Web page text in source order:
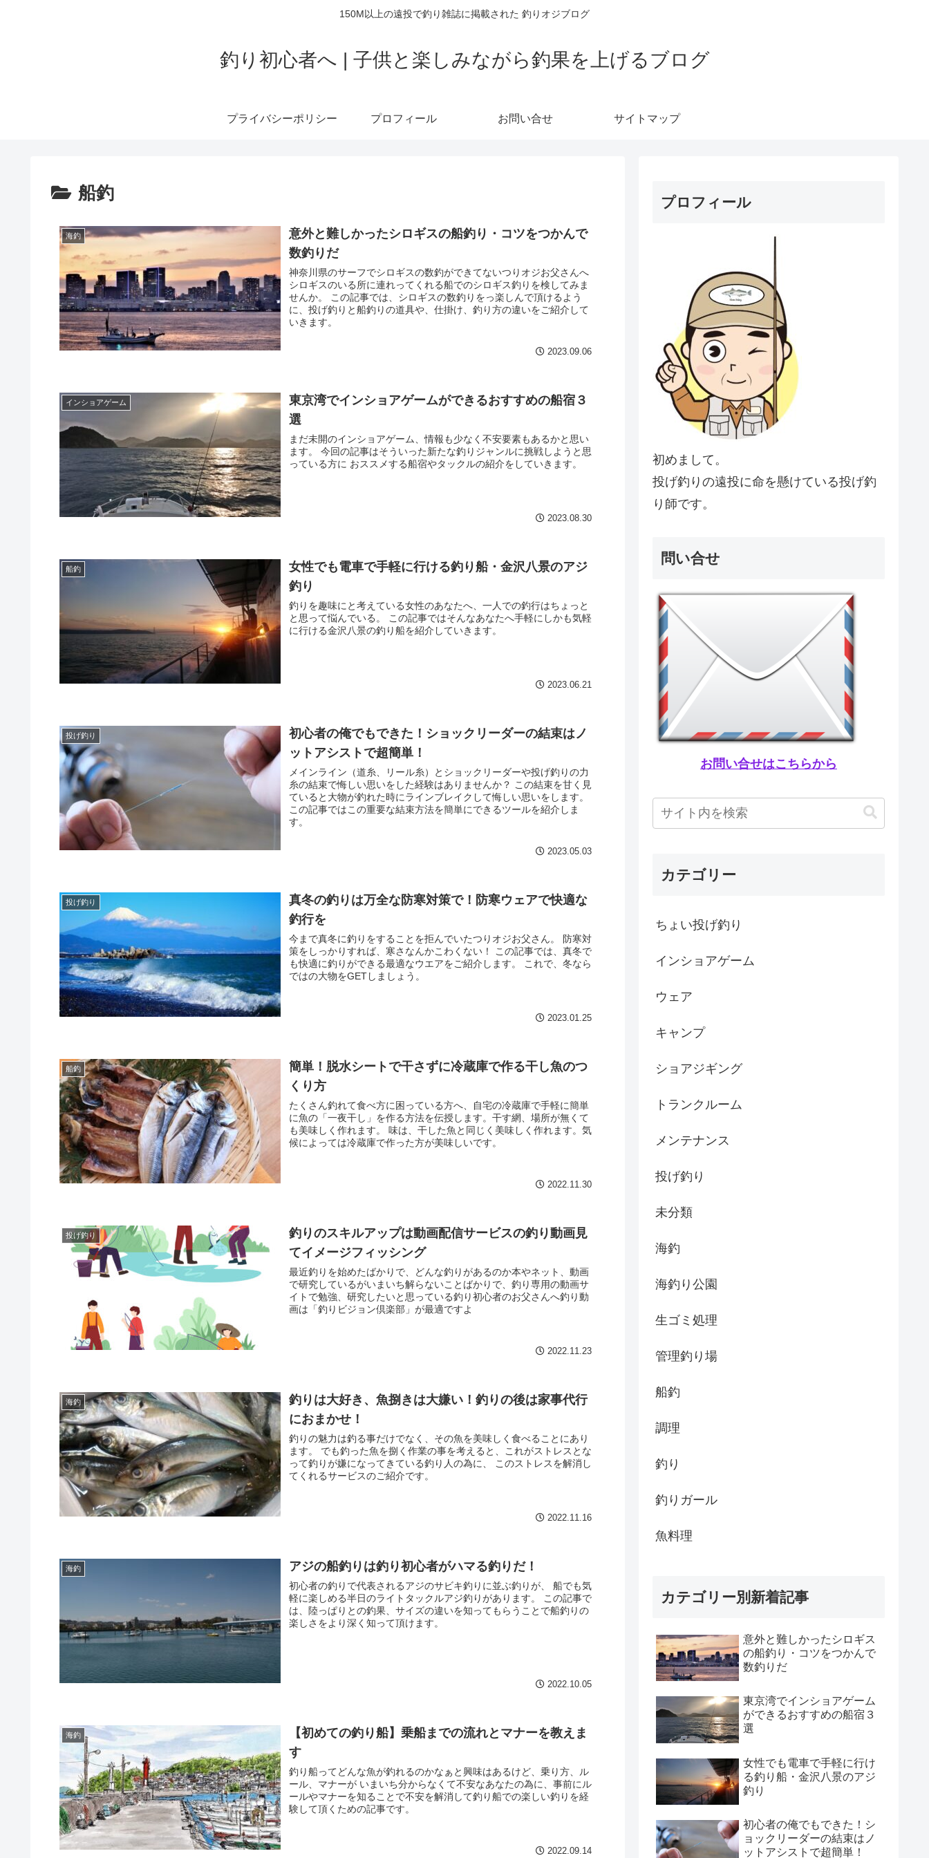
150M以上の遠投で釣り雑誌に掲載された 釣りオジブログ
釣り初心者へ | 子供と楽しみながら釣果を上げるブログ
プライバシーポリシー プロフィール お問い合せ サイトマップ
船釣
海釣
意外と難しかったシロギスの船釣り・コツをつかんで
数釣りだ
神奈川県のサーフでシロギスの数釣ができてないつりオジお父さんへ
シロギスのいる所に連れってくれる船でのシロギス釣りを検してみま
せんか。 この記事では、シロギスの数釣りをっ楽しんで頂けるよう
に、投げ釣りと船釣りの道具や、仕掛け、釣り方の違いをご紹介して
いきます。
2023.09.06
インショアゲーム
東京湾でインショアゲームができるおすすめの船宿３
選
まだ未開のインショアゲーム、情報も少なく不安要素もあるかと思い
ます。 今回の記事はそういった新たな釣りジャンルに挑戦しようと思
っている方に おススメする船宿やタックルの紹介をしていきます。
2023.08.30
船釣
女性でも電車で手軽に行ける釣り船・金沢八景のアジ
釣り
釣りを趣味にと考えている女性のあなたへ、一人での釣行はちょっと
と思って悩んでいる。 この記事ではそんなあなたへ手軽にしかも気軽
に行ける金沢八景の釣り船を紹介していきます。
2023.06.21
投げ釣り
初心者の俺でもできた！ショックリーダーの結束はノ
ットアシストで超簡単！
メインライン（道糸、リール糸）とショックリーダーや投げ釣りの力
糸の結束で悔しい思いをした経験はありませんか？ この結束を甘く見
ていると大物が釣れた時にラインブレイクして悔しい思いをします。
この記事ではこの重要な結束方法を簡単にできるツールを紹介しま
す。
2023.05.03
投げ釣り
真冬の釣りは万全な防寒対策で！防寒ウェアで快適な
釣行を
今まで真冬に釣りをすることを拒んでいたつりオジお父さん。 防寒対
策をしっかりすれば、寒さなんかこわくない！ この記事では、真冬で
も快適に釣りができる最適なウエアをご紹介します。 これで、冬なら
ではの大物をGETしましょう。
2023.01.25
船釣
簡単！脱水シートで干さずに冷蔵庫で作る干し魚のつ
くり方
たくさん釣れて食べ方に困っている方へ、自宅の冷蔵庫で手軽に簡単
に魚の「一夜干し」を作る方法を伝授します。干す網、場所が無くて
も美味しく作れます。 味は、干した魚と同じく美味しく作れます。気
候によっては冷蔵庫で作った方が美味しいです。
2022.11.30
投げ釣り
釣りのスキルアップは動画配信サービスの釣り動画見
てイメージフィッシング
最近釣りを始めたばかりで、どんな釣りがあるのか本やネット、動画
で研究しているがいまいち解らないことばかりで、釣り専用の動画サ
イトで勉強、研究したいと思っている釣り初心者のお父さんへ釣り動
画は「釣りビジョン倶楽部」が最適ですよ
2022.11.23
海釣
釣りは大好き、魚捌きは大嫌い！釣りの後は家事代行
におまかせ！
釣りの魅力は釣る事だけでなく、その魚を美味しく食べることにあり
ます。 でも釣った魚を捌く作業の事を考えると、これがストレスとな
って釣りが嫌になってきている釣り人の為に、 このストレスを解消し
てくれるサービスのご紹介です。
2022.11.16
海釣 アジの船釣りは釣り初心者がハマる釣りだ！
初心者の釣りで代表されるアジのサビキ釣りに並ぶ釣りが、 船でも気
軽に楽しめる半日のライトタックルアジ釣りがあります。 この記事で
は、陸っぱりとの釣果、サイズの違いを知ってもらうことで船釣りの
楽しさをより深く知って頂けます。
2022.10.05
海釣
【初めての釣り船】乗船までの流れとマナーを教えま
す
釣り船ってどんな魚が釣れるのかなぁと興味はあるけど、乗り方、ル
ール、マナーが いまいち分からなくて不安なあなたの為に、事前にル
ールやマナーを知ることで不安を解消して釣り船での楽しい釣りを経
験して頂くための記事です。
2022.09.14
プロフィール
初めまして。
投げ釣りの遠投に命を懸けている投げ釣
り師です。
問い合せ
お問い合せはこちらから
カテゴリー
ちょい投げ釣り
インショアゲーム
ウェア
キャンプ
ショアジギング
トランクルーム
メンテナンス
投げ釣り
未分類
海釣
海釣り公園
生ゴミ処理
管理釣り場
船釣
調理
釣り
釣りガール
魚料理
カテゴリー別新着記事
意外と難しかったシロギス
の船釣り・コツをつかんで
数釣りだ
東京湾でインショアゲーム
ができるおすすめの船宿３
選
女性でも電車で手軽に行け
る釣り船・金沢八景のアジ
釣り
初心者の俺でもできた！シ
ョックリーダーの結束はノ
ットアシストで超簡単！